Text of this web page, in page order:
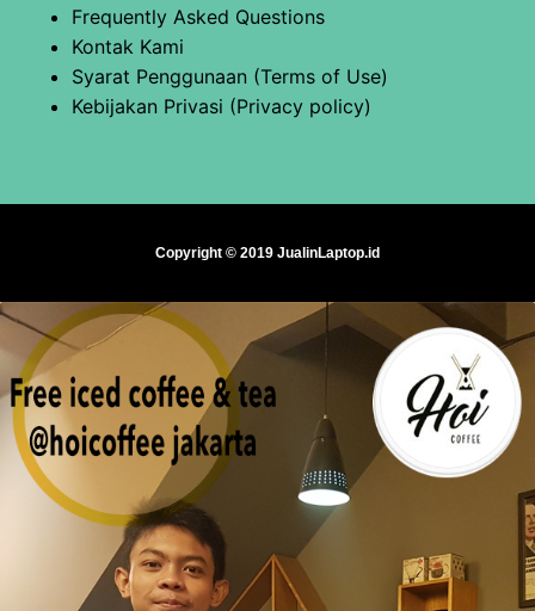
Frequently Asked Questions
Kontak Kami
Syarat Penggunaan (Terms of Use)
Kebijakan Privasi (Privacy policy)
Copyright © 2019 JualinLaptop.id